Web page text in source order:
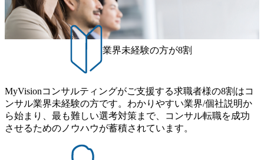
（ワンプール制） そのため、全体の離職率10％以下、未経
験3年未満の離職率は0％と驚異の定着率を誇る 大手ファー
ムと同水準以上の報酬制度であり、ファーム経験者の場合
は、転職時報酬アップが基本 強く「個人」の成⾧を重視す
るカルチャーであり、昇進に枠もなく、今ならReadyになれ
ば上がれる環境となっている 安定した経営環境の下、コン
できる 豊富な経験を持つコンサル経験者の場合は、自らチ
ームを立ち上げることが可能 裁量をもった営業活動、デリ
バリー活動ができる(スタートアップとの協業、新規ソリュ
ーションの開発 など) シンプレクスの顧客基盤、エンジニ
できる 2026年8月21日(金) 19:30〜21:30 (19:20開場) 2026年8
は女性活用や外国人/高齢者/障碍者などさまざまなバックグ
ラウンドを持つメンバーの働く環境を整えている SDGsの推
進にも積極的で、プロボノ支援等を行っている 部活動も活
発で、多くのクラブが立ち上がっており、さまざまな役
職・所属・組織を超えて社員間のネットワーク形成・交流
の場となっている <u>教育・研修プログラムが非常に充実</
番組があり、新卒紹介、会社の七不思議紹介等、規模が大
きくなっていく中で社員同士のつながりを広げる取り組み
もしている 今後の成長戦略として海外展開を見据えてい
る。足元のグローバル案件割合は10%程度だが、英語が得
ンスも大きい。 代表インタビュー https://note.com/dirbato/n/n0
業界未経験の方が8割
MyVisionコンサルティングがご支援する求職者様の8割はコ
ンサル業界未経験の方です。わかりやすい業界/個社説明か
ら始まり、最も難しい選考対策まで、コンサル転職を成功
させるためのノウハウが蓄積されています。